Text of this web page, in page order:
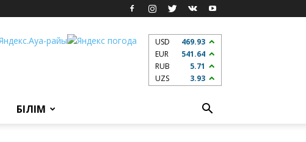
USD
469.93
EUR
541.64
RUB
5.71
UZS
3.93
БІЛІМ